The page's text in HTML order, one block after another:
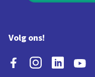
Volg ons!